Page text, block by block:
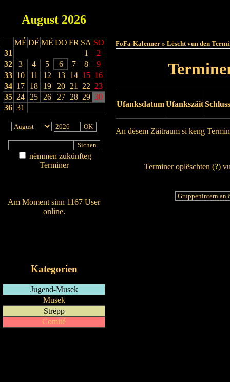
August 2026
MÉ DË MË DO FR SA SO
31
1
2
32
3 4 5 6 7 8
9
33 10 11 12 13 14 15 16
34 17 18 19 20 21 22 23
35 24 25 26 27 28 29 30
36 31
nëmmen zukünfteg
Terminer
Am Moment sinn 1167 User
online.
Kategorien
Jugend-Musek
Musek
Strëpp
Comité
FoFa-Kalenner » Lëscht vun den
UfanksdatumUfankszäit
An dësem Zäitraum si keng
Terminer oplëschten (?)